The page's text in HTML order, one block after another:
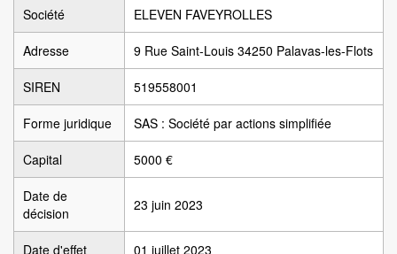
Société ELEVEN FAVEYROLLES
Adresse 9 Rue Saint-Louis 34250 Palavas-les-Flots
SIREN 519558001
Forme juridique SAS : Société par actions simplifiée
Capital 5000 €
Date de
décision
23 juin 2023
Date d'effet 01 juillet 2023